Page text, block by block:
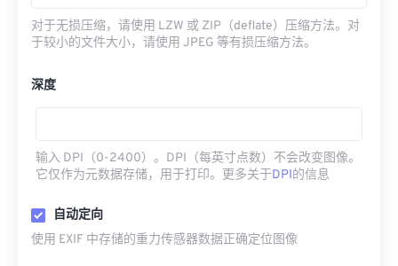
对于无损压缩，请使用 LZW 或 ZIP（deflate）压缩方法。对
于较小的文件大小，请使用 JPEG 等有损压缩方法。
深度
输入 DPI（0-2400）。DPI（每英寸点数）不会改变图像。
它仅作为元数据存储，用于打印。更多关于DPI的信息
自动定向
使用 EXIF 中存储的重力传感器数据正确定位图像